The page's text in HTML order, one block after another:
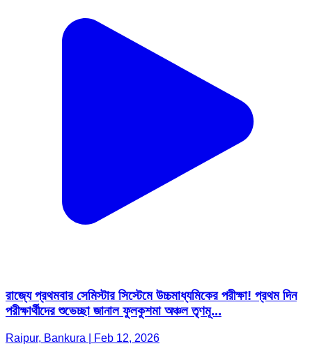
রাজ্যে প্রথমবার সেমিস্টার সিস্টেমে উচ্চমাধ্যমিকের পরীক্ষা! প্রথম দিন
পরীক্ষার্থীদের শুভেচ্ছা জানাল ফুলকুশমা অঞ্চল তৃণমূ...
Raipur, Bankura | Feb 12, 2026